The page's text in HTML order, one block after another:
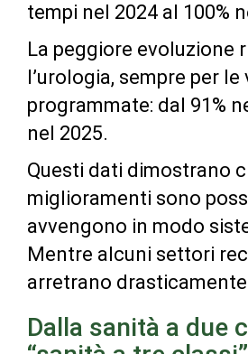
tempi nel 2024 al 100%
La peggiore evoluzione
l’urologia, sempre per le
programmate: dal 91%
nel 2025.
Questi dati dimostrano
miglioramenti sono
avvengono in modo
Mentre alcuni settori
arretrano
Dalla sanità a due